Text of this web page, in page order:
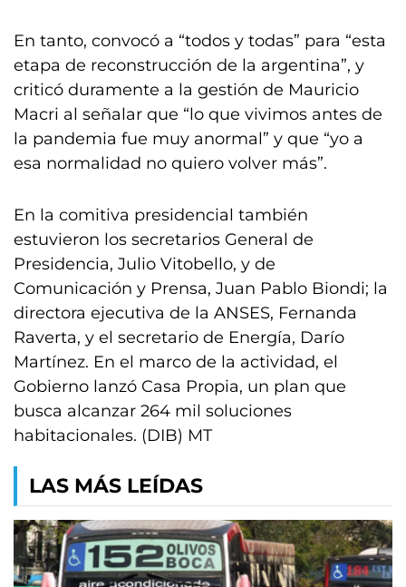
En tanto, convocó a “todos y todas” para “esta
etapa de reconstrucción de la argentina”, y
criticó duramente a la gestión de Mauricio
Macri al señalar que “lo que vivimos antes de
la pandemia fue muy anormal” y que “yo a
esa normalidad no quiero volver más”.
En la comitiva presidencial también
estuvieron los secretarios General de
Presidencia, Julio Vitobello, y de
Comunicación y Prensa, Juan Pablo Biondi; la
directora ejecutiva de la ANSES, Fernanda
Raverta, y el secretario de Energía, Darío
Martínez. En el marco de la actividad, el
Gobierno lanzó Casa Propia, un plan que
busca alcanzar 264 mil soluciones
habitacionales. (DIB) MT
LAS MÁS LEÍDAS